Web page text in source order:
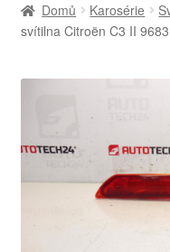
Celosvětová doprava
Domů Karosérie
svítilna Citroën C3 II